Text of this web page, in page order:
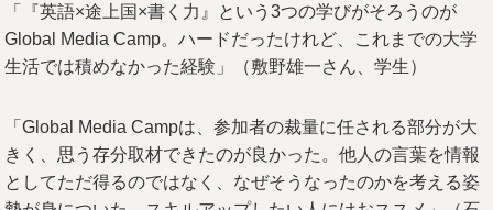
「『英語×途上国×書く力』という3つの学びがそろうのが
Global Media Camp。ハードだったけれど、これまでの大学
生活では積めなかった経験」（敷野雄一さん、学生）
「Global Media Campは、参加者の裁量に任される部分が大
きく、思う存分取材できたのが良かった。他人の言葉を情報
としてただ得るのではなく、なぜそうなったのかを考える姿